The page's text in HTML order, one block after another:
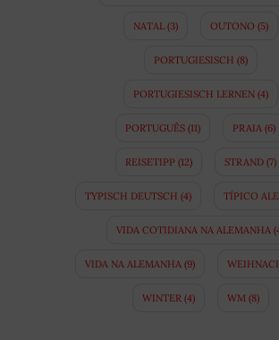
NATAL(3) OUTONO (5)
PORTUGIESISCH (8)
PORTUGIESISCH LERNEN(4)
PORTUGUÊS (11) PRAIA (6)
REISETIPP(12) STRAND(7)
TYPISCH DEUTSCH (4) TÍPICO
VIDA COTIDIANA NA ALEMANHA
VIDA NA ALEMANHA (9)
WINTER (4) WM (8)